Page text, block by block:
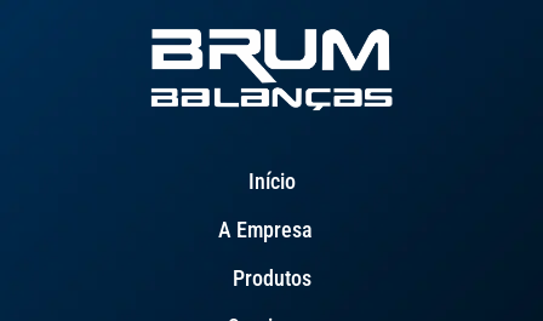
Início
A Empresa
Produtos